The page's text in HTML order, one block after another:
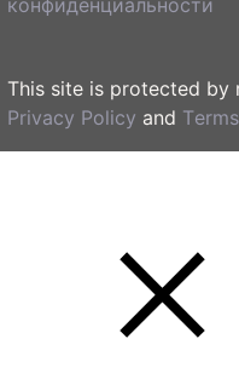
конфиденциальности
This site is protected by
Privacy Policy and